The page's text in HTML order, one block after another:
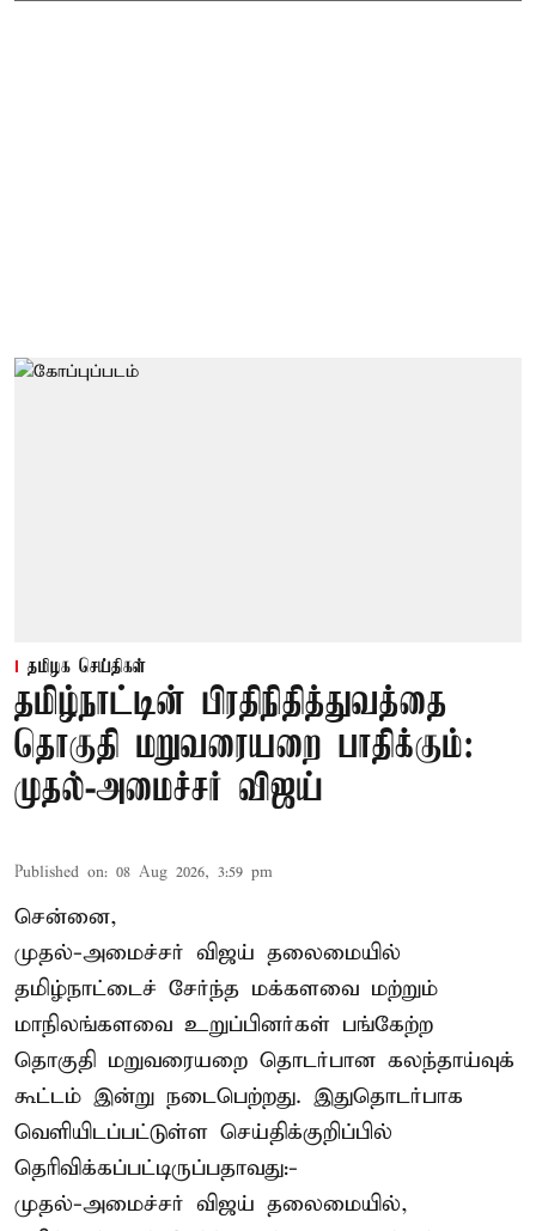
தமிழக செய்திகள்
தமிழ்நாட்டின் பிரதிநிதித்துவத்தை
தொகுதி மறுவரையறை பாதிக்கும்:
முதல்-அமைச்சர் விஜய்
Published on: 08 Aug 2026, 3:59 pm
சென்னை,
முதல்-அமைச்சர் விஜய் தலைமையில்
தமிழ்நாட்டைச் சேர்ந்த மக்களவை மற்றும்
மாநிலங்களவை உறுப்பினர்கள் பங்கேற்ற
தொகுதி மறுவரையறை தொடர்பான கலந்தாய்வுக்
கூட்டம் இன்று நடைபெற்றது. இதுதொடர்பாக
வெளியிடப்பட்டுள்ள செய்திக்குறிப்பில்
தெரிவிக்கப்பட்டிருப்பதாவது:-
முதல்-அமைச்சர் விஜய் தலைமையில்,